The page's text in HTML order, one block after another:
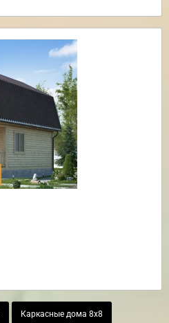
Каркасные дома 8х8